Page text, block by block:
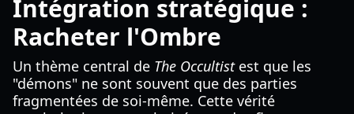
Intégration stratégique :
Racheter l'Ombre
Un thème central de The Occultistest que les
"démons" ne sont souvent que des parties
fragmentées de soi-même. Cette vérité